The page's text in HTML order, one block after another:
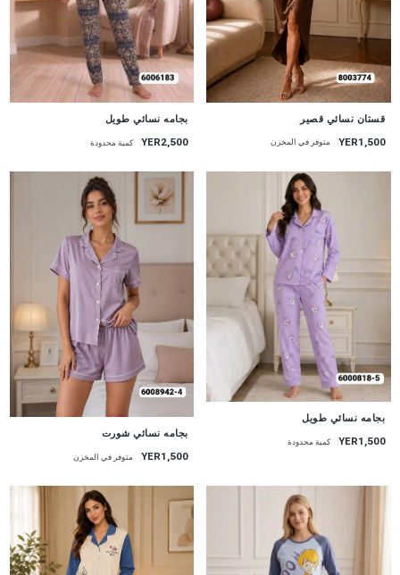
قستان نسائي قصير
YER1,500 متوفر في المخزن
بجامه نسائي طويل
YER2,500 كمية محدودة
بجامه نسائي طويل
YER1,500 كمية محدودة
جديد
بجامه نسائي شورت
YER1,500 متوفر في المخزن